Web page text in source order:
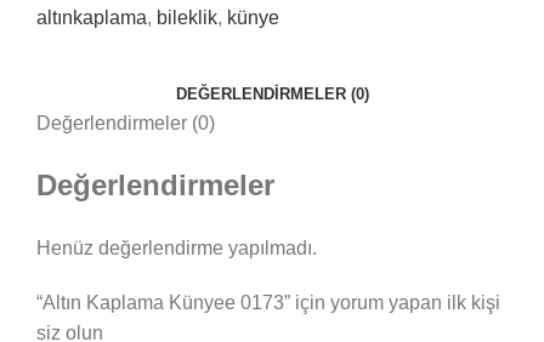
altınkaplama, bileklik, künye
DEĞERLENDIRMELER (0)
Değerlendirmeler (0)
Değerlendirmeler
Henüz değerlendirme yapılmadı.
“Altın Kaplama Künyee 0173” için yorum yapan ilk kişi
siz olun